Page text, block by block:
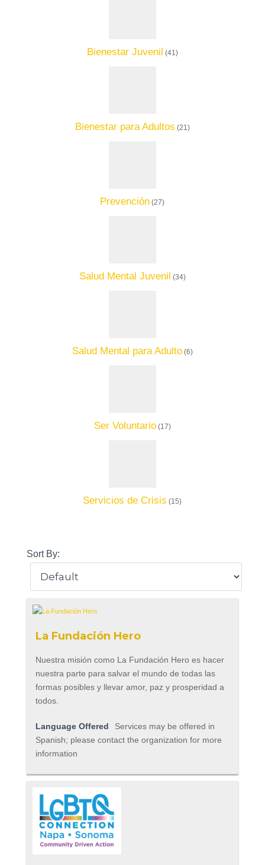
Bienestar Juvenil (41)
Bienestar para Adultos (21)
Prevención (27)
Salud Mental Juvenil (34)
Salud Mental para Adulto(6)
Ser Voluntario(17)
Servicios de Crisis (15)
Sort By:
La Fundación Hero
Nuestra misión como La Fundación Hero es hacer
nuestra parte para salvar el mundo de todas las
formas posibles y llevar amor, paz y prosperidad a
todos.
Language Offered
Services may be offered in
Spanish; please contact the organization for more
information